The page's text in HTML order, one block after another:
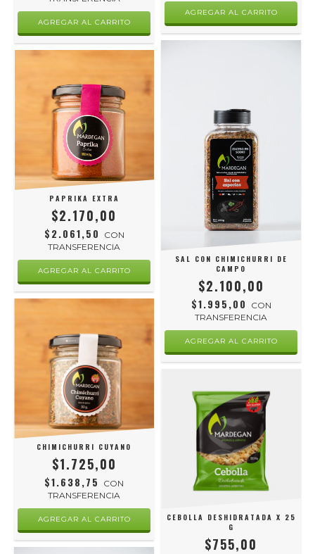
PAPRIKA EXTRA
$2.170,00
$2.061,50
CON
TRANSFERENCIA
SAL CON CHIMICHURRI DE
CAMPO
$2.100,00
$1.995,00
CON
TRANSFERENCIA
CHIMICHURRI CUYANO
$1.725,00
$1.638,75
CON
TRANSFERENCIA
CEBOLLA DESHIDRATADA X 25
G
$755,00